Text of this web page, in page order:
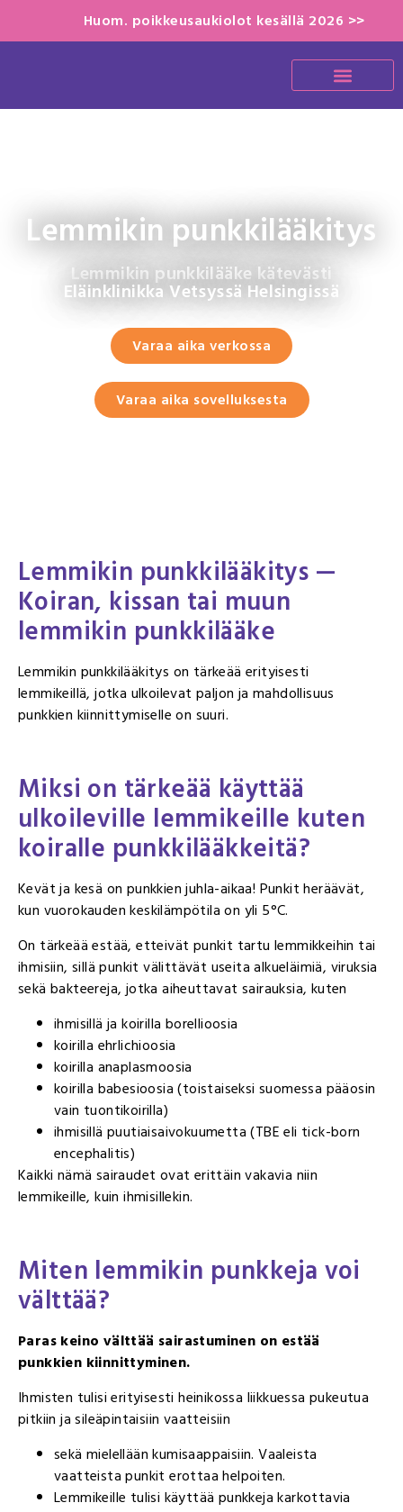
Huom. poikkeusaukiolot kesällä 2026 >>
Lemmikin punkkilääkitys
Lemmikin punkkilääke kätevästi
Eläinklinikka Vetsyssä Helsingissä
Varaa aika verkossa
Varaa aika sovelluksesta
Lemmikin punkkilääkitys —
Koiran, kissan tai muun
lemmikin punkkilääke
Lemmikin punkkilääkitys on tärkeää erityisesti
lemmikeillä, jotka ulkoilevat paljon ja mahdollisuus
punkkien kiinnittymiselle on suuri.
Miksi on tärkeää käyttää
ulkoileville lemmikeille kuten
koiralle punkkilääkkeitä?
Kevät ja kesä on punkkien juhla-aikaa! Punkit heräävät,
kun vuorokauden keskilämpötila on yli 5°C.
On tärkeää estää, etteivät punkit tartu lemmikkeihin tai
ihmisiin, sillä punkit välittävät useita alkueläimiä, viruksia
sekä bakteereja, jotka aiheuttavat sairauksia, kuten
ihmisillä ja koirilla borellioosia
koirilla ehrlichioosia
koirilla anaplasmoosia
koirilla babesioosia (toistaiseksi suomessa pääosin
vain tuontikoirilla)
ihmisillä puutiaisaivokuumetta (TBE eli tick-born
encephalitis)
Kaikki nämä sairaudet ovat erittäin vakavia niin
lemmikeille, kuin ihmisillekin.
Miten lemmikin punkkeja voi
välttää?
Paras keino välttää sairastuminen on estää
punkkien kiinnittyminen.
Ihmisten tulisi erityisesti heinikossa liikkuessa pukeutua
pitkiin ja sileäpintaisiin vaatteisiin
sekä mielellään kumisaappaisiin. Vaaleista
vaatteista punkit erottaa helpoiten.
Lemmikeille tulisi käyttää punkkeja karkottavia